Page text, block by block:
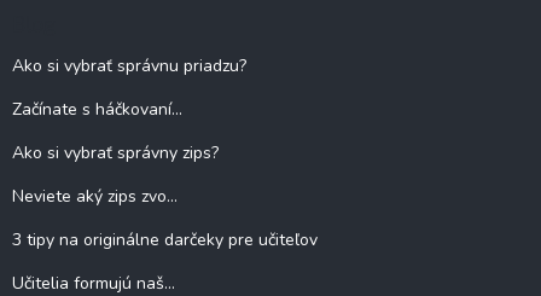
Ako si vybrať správnu priadzu?
Začínate s háčkovaní...
Ako si vybrať správny zips?
Neviete aký zips zvo...
3 tipy na originálne darčeky pre učiteľov
Učitelia formujú naš...